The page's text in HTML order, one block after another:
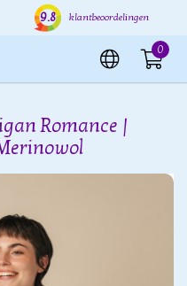
binnen 24 uur
9.8 klantbeoordelingen
0
Romance |